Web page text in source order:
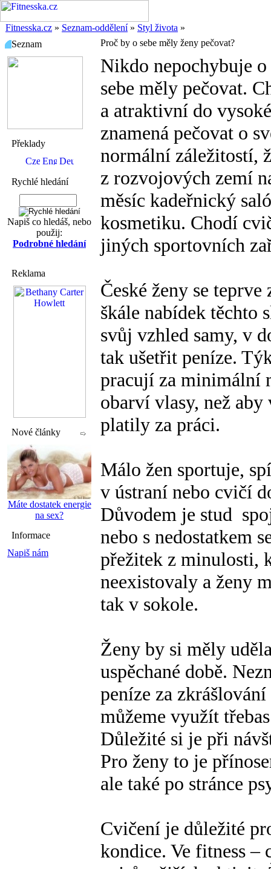
Fitnesska.cz » Seznam-oddělení» Styl života »
Seznam
Překlady
Rychlé hledání
Napiš co hledáš, nebo
použij:
Podrobné hledání
Reklama
Nové články
Máte dostatek energie
na sex?
Informace
Napiš nám
Proč by o sebe měly ženy pečovat?
Nikdo nepochybuje
sebe měly pečovat.
a atraktivní do
znamená pečovat o
normální záležitostí,
z rozvojových zemí
měsíc kadeřnický
kosmetiku. Chodí
jiných sportovních
České ženy se
škále nabídek těchto
svůj vzhled samy, v
tak ušetřit peníze.
pracují za minimální
obarví vlasy, než
platily za práci.
Málo žen sportuje,
v ústraní nebo cvičí
Důvodem je stud
nebo s nedostatkem
přežitek z minulosti,
neexistovaly a ženy
tak v sokole.
Ženy by si měly
uspěchané době.
peníze za
můžeme využít
Důležité si je při
Pro ženy to je
ale také po stránce
Cvičení je důležité
kondice. Ve fitness –